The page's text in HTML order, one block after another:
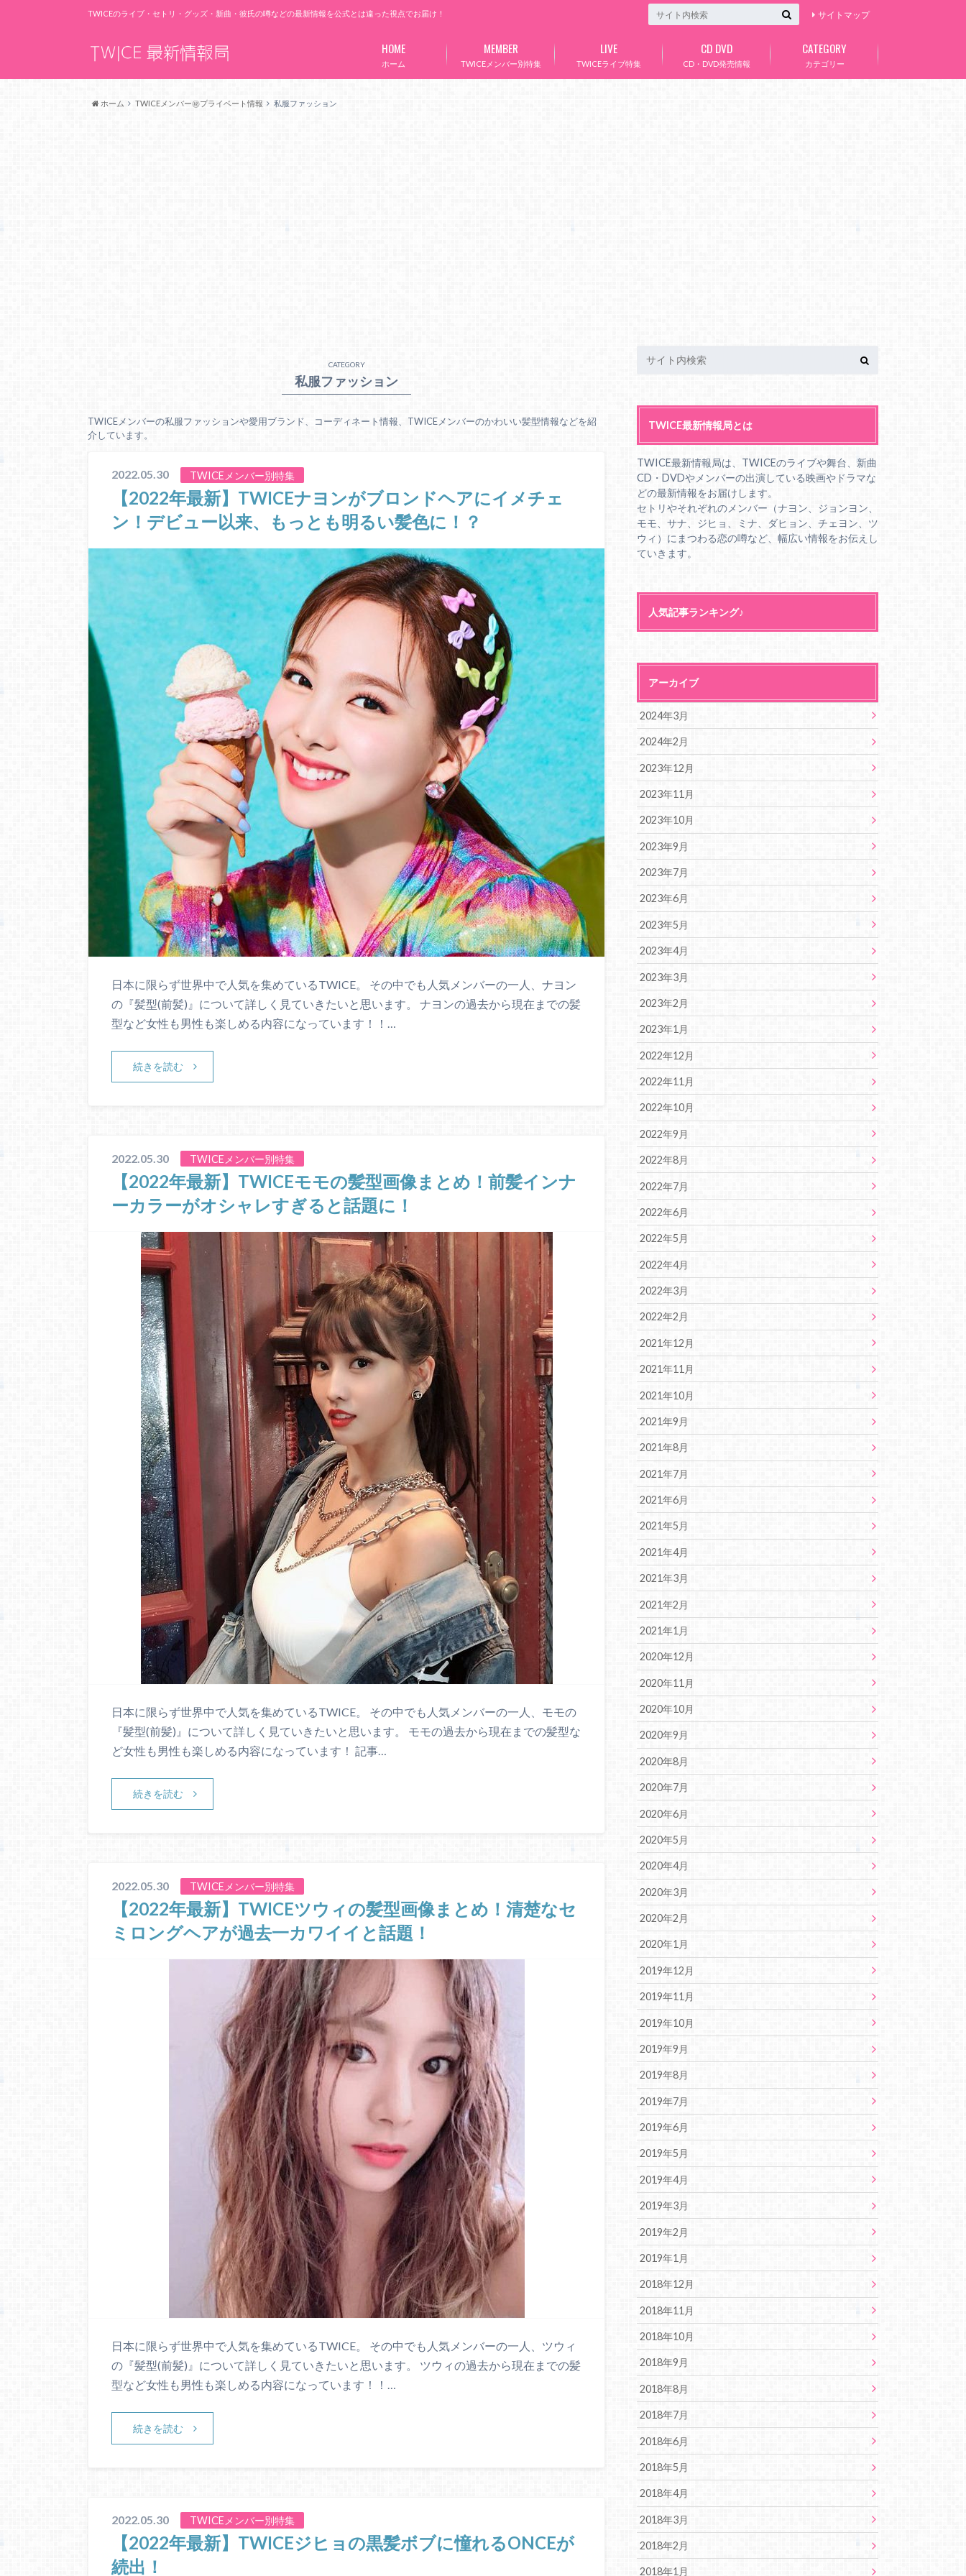
TWICEのライブ・セトリ・グッズ・新曲・彼氏の噂などの最新情報を公式とは違った視点でお届け！ サイトマップ
ホーム
HOME
TWICEメンバー別特集
MEMBER
TWICEライブ特集
LIVE
CD・DVD発売情報
CD DVD
カテゴリー
CATEGORY
ホーム TWICEメンバー㊙プライベート情報 私服ファッション
CATEGORY
私服ファッション
TWICEメンバーの私服ファッションや愛用ブランド、コーディネート情報、TWICEメンバーのかわいい髪型情報などを紹
介しています。
2022.05.30 TWICEメンバー別特集
【2022年最新】TWICEナヨンがブロンドヘアにイメチェ
ン！デビュー以来、もっとも明るい髪色に！？
日本に限らず世界中で人気を集めているTWICE。 その中でも人気メンバーの一人、ナヨン
の『髪型(前髪)』について詳しく見ていきたいと思います。 ナヨンの過去から現在までの髪
型など女性も男性も楽しめる内容になっています！！…
続きを読む
2022.05.30 TWICEメンバー別特集
【2022年最新】TWICEモモの髪型画像まとめ！前髪インナ
ーカラーがオシャレすぎると話題に！
日本に限らず世界中で人気を集めているTWICE。 その中でも人気メンバーの一人、モモの
『髪型(前髪)』について詳しく見ていきたいと思います。 モモの過去から現在までの髪型な
ど女性も男性も楽しめる内容になっています！ 記事…
続きを読む
2022.05.30 TWICEメンバー別特集
【2022年最新】TWICEツウィの髪型画像まとめ！清楚なセ
ミロングヘアが過去一カワイイと話題！
日本に限らず世界中で人気を集めているTWICE。 その中でも人気メンバーの一人、ツウィ
の『髪型(前髪)』について詳しく見ていきたいと思います。 ツウィの過去から現在までの髪
型など女性も男性も楽しめる内容になっています！！…
続きを読む
2022.05.30 TWICEメンバー別特集
【2022年最新】TWICEジヒョの黒髪ボブに憧れるONCEが
続出！
TWICE最新情報局とは
TWICE最新情報局は、TWICEのライブや舞台、新曲
CD・DVDやメンバーの出演している映画やドラマな
どの最新情報をお届けします。
セトリやそれぞれのメンバー（ナヨン、ジョンヨン、
モモ、サナ、ジヒョ、ミナ、ダヒョン、チェヨン、ツ
ウィ）にまつわる恋の噂など、幅広い情報をお伝えし
ていきます。
人気記事ランキング♪
アーカイブ
2024年3月
2024年2月
2023年12月
2023年11月
2023年10月
2023年9月
2023年7月
2023年6月
2023年5月
2023年4月
2023年3月
2023年2月
2023年1月
2022年12月
2022年11月
2022年10月
2022年9月
2022年8月
2022年7月
2022年6月
2022年5月
2022年4月
2022年3月
2022年2月
2021年12月
2021年11月
2021年10月
2021年9月
2021年8月
2021年7月
2021年6月
2021年5月
2021年4月
2021年3月
2021年2月
2021年1月
2020年12月
2020年11月
2020年10月
2020年9月
2020年8月
2020年7月
2020年6月
2020年5月
2020年4月
2020年3月
2020年2月
2020年1月
2019年12月
2019年11月
2019年10月
2019年9月
2019年8月
2019年7月
2019年6月
2019年5月
2019年4月
2019年3月
2019年2月
2019年1月
2018年12月
2018年11月
2018年10月
2018年9月
2018年8月
2018年7月
2018年6月
2018年5月
2018年4月
2018年3月
2018年2月
2018年1月